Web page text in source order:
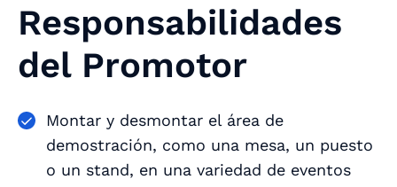
Responsabilidades
del Promotor
Montar y desmontar el área de
demostración, como una mesa, un puesto
o un stand, en una variedad de eventos